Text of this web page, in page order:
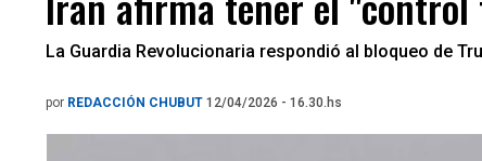
La Guardia Revolucionaria respondió al bloqueo de
por REDACCIÓN CHUBUT 12/04/2026 - 16.30.hs